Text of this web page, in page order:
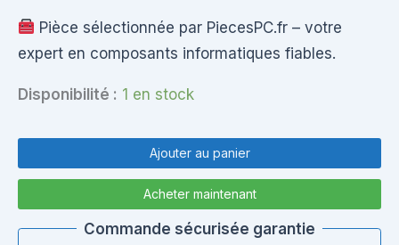
Pièce sélectionnée par PiecesPC.fr – votre
expert en composants informatiques fiables.
Disponibilité : 1 en stock
Coque
supérieure
Ajouter au panier
Acheter maintenant
Commande sécurisée garantie